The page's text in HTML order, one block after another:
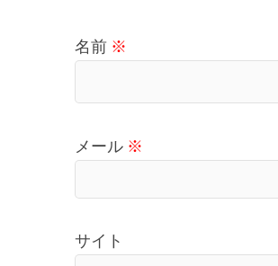
名前 ※
メール ※
サイト